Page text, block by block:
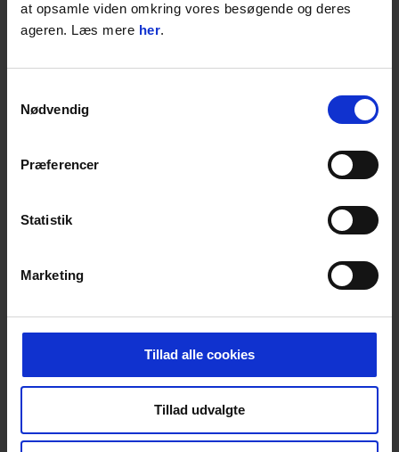
at opsamle viden omkring vores besøgende og deres
ageren. Læs mere her.
Nødvendig
Præferencer
Statistik
Marketing
Tillad alle cookies
Tillad udvalgte
Se derudover også vores brede udvalg af
Læs mere
BESKRIVELSE
Diamantskive til skæreborde